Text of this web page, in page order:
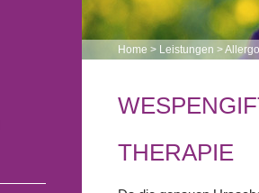
Home > Leistungen >
THERAPIE